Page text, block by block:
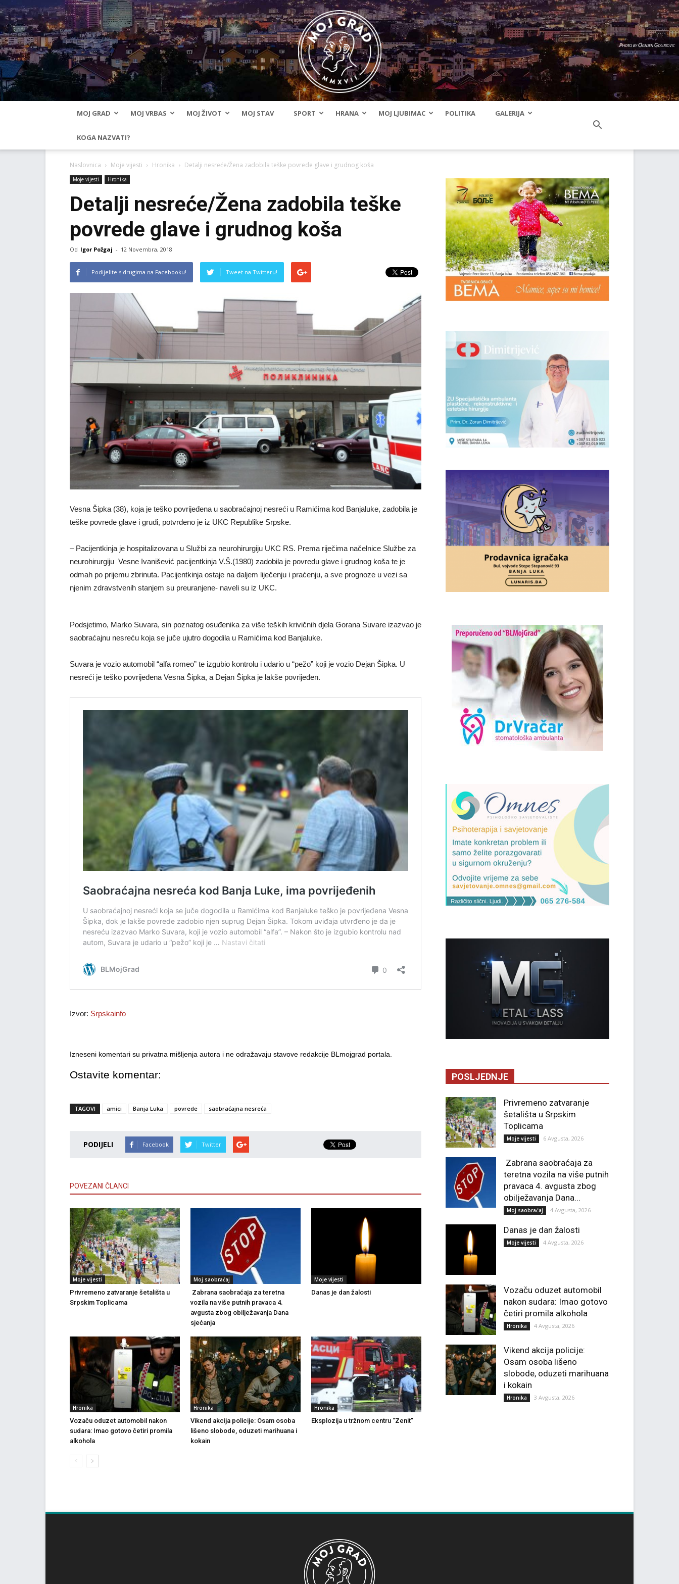
MOJ GRAD MOJ VRBAS MOJ ŽIVOT MOJ STAV SPORT HRANA MOJ LJUBIMAC POLITIKA GALERIJA
KOGA NAZVATI?
Naslovnica Moje vijesti Hronika Detalji nesreće/Žena zadobila teške povrede glave i grudnog koša
Moje vijesti Hronika
Detalji nesreće/Žena zadobila teške
povrede glave i grudnog koša
Od Igor Požgaj - 12 Novembra, 2018
Podijelite s drugima na Facebooku! Tweet na Twitteru!
Vesna Šipka (38), koja je teško povrijeđena u saobraćajnoj nesreći u Ramićima kod Banjaluke, zadobila je
teške povrede glave i grudi, potvrđeno je iz UKC Republike Srpske.
– Pacijentkinja je hospitalizovana u Službi za neurohirurgiju UKC RS. Prema riječima načelnice Službe za
neurohirurgiju Vesne Ivanišević pacijentkinja V.Š.(1980) zadobila je povredu glave i grudnog koša te je
odmah po prijemu zbrinuta. Pacijentkinja ostaje na daljem liječenju i praćenju, a sve prognoze u vezi sa
njenim zdravstvenih stanjem su preuranjene- naveli su iz UKC.
Podsjetimo, Marko Suvara, sin poznatog osuđenika za više teških krivičnih djela Gorana Suvare izazvao je
saobraćajnu nesreću koja se juče ujutro dogodila u Ramićima kod Banjaluke.
Suvara je vozio automobil “alfa romeo” te izgubio kontrolu i udario u “pežo” koji je vozio Dejan Šipka. U
nesreći je teško povrijeđena Vesna Šipka, a Dejan Šipka je lakše povrijeđen.
Izvor: Srpskainfo
Izneseni komentari su privatna mišljenja autora i ne odražavaju stavove redakcije BLmojgrad portala.
Ostavite komentar:
TAGOVI amici Banja Luka povrede saobraćajna nesreća
PODIJELI Facebook Twitter
POVEZANI ČLANCI
Moje vijesti
Privremeno zatvaranje šetališta u
Srpskim Toplicama
Moj saobraćaj
Zabrana saobraćaja za teretna
vozila na više putnih pravaca 4.
avgusta zbog obilježavanja Dana
sjećanja
Moje vijesti
Danas je dan žalosti
Hronika
Vozaču oduzet automobil nakon
sudara: Imao gotovo četiri promila
alkohola
Hronika
Vikend akcija policije: Osam osoba
lišeno slobode, oduzeti marihuana i
kokain
Hronika
Eksplozija u tržnom centru “Zenit”
POSLJEDNJE
Privremeno zatvaranje
šetališta u Srpskim
Toplicama
Moje vijesti 6 Avgusta, 2026
Zabrana saobraćaja za
teretna vozila na više putnih
pravaca 4. avgusta zbog
obilježavanja Dana...
Moj saobraćaj 4 Avgusta, 2026
Danas je dan žalosti
Moje vijesti 4 Avgusta, 2026
Vozaču oduzet automobil
nakon sudara: Imao gotovo
četiri promila alkohola
Hronika 4 Avgusta, 2026
Vikend akcija policije:
Osam osoba lišeno
slobode, oduzeti marihuana
i kokain
Hronika 3 Avgusta, 2026